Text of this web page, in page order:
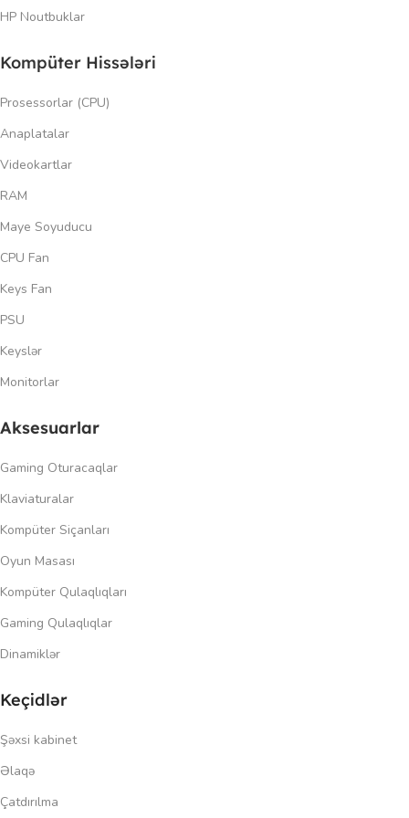
HP Noutbuklar
Kompüter Hissələri
Prosessorlar (CPU)
Anaplatalar
Videokartlar
RAM
Maye Soyuducu
CPU Fan
Keys Fan
PSU
Keyslər
Monitorlar
Aksesuarlar
Gaming Oturacaqlar
Klaviaturalar
Kompüter Siçanları
Oyun Masası
Kompüter Qulaqlıqları
Gaming Qulaqlıqlar
Dinamiklər
Keçidlər
Şəxsi kabinet
Əlaqə
Çatdırılma